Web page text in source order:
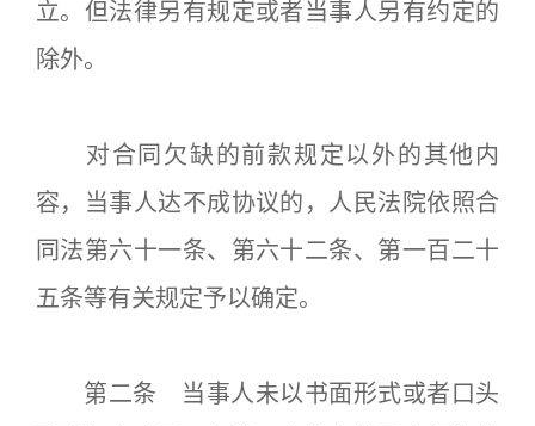
立。但法律另有规定或者当事人另有约定的
除外。
对合同欠缺的前款规定以外的其他内
容，当事人达不成协议的，人民法院依照合
同法第六十一条、第六十二条、第一百二十
五条等有关规定予以确定。
第二条 当事人未以书面形式或者口头